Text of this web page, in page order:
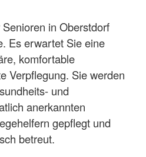
in Oberstdorf
Es erwartet Sie eine
komfortable
Verpflegung. Sie werden
und
anerkannten
gepflegt und
betreut.